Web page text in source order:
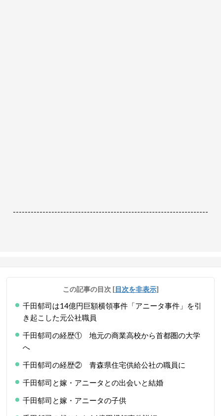
------------------------------------------------------------------
この記事の目次 [目次を非表示]
千田郁司は14億円巨額横領事件「アニータ事件」を引
き起こした元公社職員
千田郁司の経歴① 地元の商業高校から首都圏の大学
へ
千田郁司の経歴② 青森県住宅供給公社の職員に
千田郁司と嫁・アニータとの出会いと結婚
千田郁司と嫁・アニータの子供